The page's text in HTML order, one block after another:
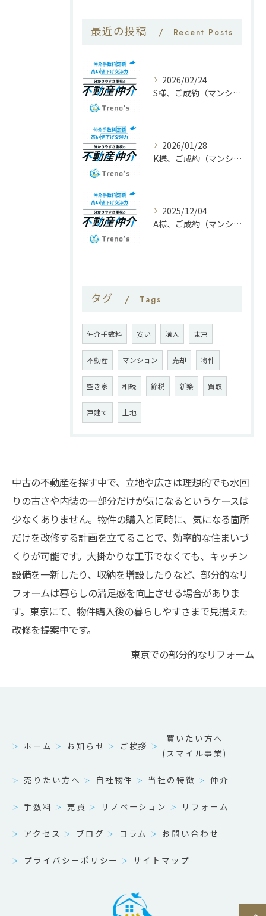
最近の投稿 Recent Posts
2026/02/24
S様、ご成約（マンション5400万）ありがとうございます。2026年2月23日
2026/01/28
K様、ご成約（マンション6800万）ありがとうございます。2026年1月27日
2025/12/04
A様、ご成約（マンション4200万）ありがとうございます。2025年12月4日
タグ Tags
仲介手数料 安い 購入 東京
不動産 マンション 売却 物件
空き家 相続 節税 新築 買取
戸建て 土地
中古の不動産を探す中で、立地や広さは理想的でも水回
りの古さや内装の一部分だけが気になるというケースは
少なくありません。物件の購入と同時に、気になる箇所
だけを改修する計画を立てることで、効率的な住まいづ
くりが可能です。大掛かりな工事でなくても、キッチン
設備を一新したり、収納を増設したりなど、部分的なリ
フォームは暮らしの満足感を向上させる場合がありま
す。東京にて、物件購入後の暮らしやすさまで見据えた
改修を提案中です。
東京での部分的なリフォーム
ホーム お知らせ ご挨拶
買いたい方へ
(スマイル事業)
売りたい方へ 自社物件 当社の特徴 仲介
手数料 売買 リノベーション リフォーム
アクセス ブログ コラム お問い合わせ
プライバシーポリシー サイトマップ